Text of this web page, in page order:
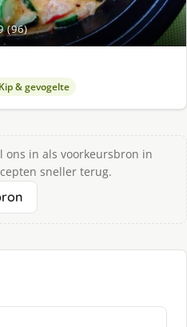
(96)
Kip & gevogelte
ons in als voorkeursbron in
sneller terug.